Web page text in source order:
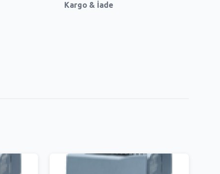
Kargo & İade